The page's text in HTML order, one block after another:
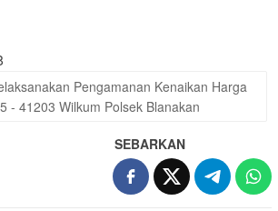
Pengamanan Kenaikan Harga
- 41203 Wilkum Polsek Blanakan
SEBARKAN